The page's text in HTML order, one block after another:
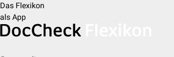
Das Flexikon
als App